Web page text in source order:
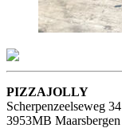
PIZZAJOLLY
Scherpenzeelseweg 34
3953MB Maarsbergen